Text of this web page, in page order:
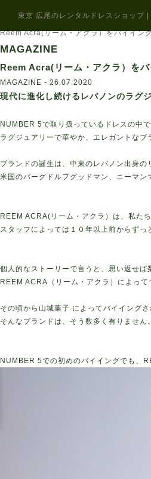
東京 広尾のレンタルドレスショップ
magazine
Reem Acra(リーム・アクラ）をバイイン
MAGAZINE
Reem Acra(リーム・アクラ）を
MAGAZINE - 26.07.2020
現代に進化し続けるレバノンのラグ
NUMBER 5で取り扱っているドレスの中で
ラグジュアリーで華やか、エレガントな
ブランドの誕生は、中東のレバノン出身の
米国のバーグドルフグッドマン、ニーマン
REEM ACRA(リーム・アクラ）は、私た
スタッフによっては１０年以上前からずっ
個人的なストーリーで言うと、思い返せば
REEM ACRA（リーム・アクラ）によっ
その頃から山城葉子 によってバイイング
そんなブランドは、そう数多く有りません。
NUMBER 5での初めのバイイングでも、